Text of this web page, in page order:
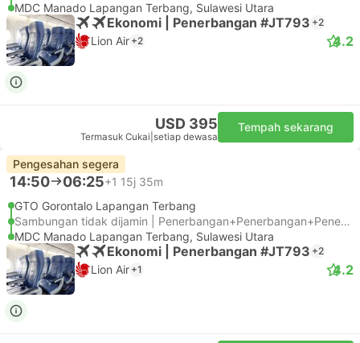
MDC Manado Lapangan Terbang, Sulawesi Utara
Ekonomi | Penerbangan #JT793 +2
Lion Air +2 4.2
USD 395
Termasuk Cukai setiap dewasa
Tempah sekarang
Pengesahan segera
14:50 06:25+1 15j 35m
GTO Gorontalo Lapangan Terbang
Sambungan tidak dijamin | Penerbangan+Penerbangan+Penerbangan
MDC Manado Lapangan Terbang, Sulawesi Utara
Ekonomi | Penerbangan #JT793 +2
Lion Air +1 4.2